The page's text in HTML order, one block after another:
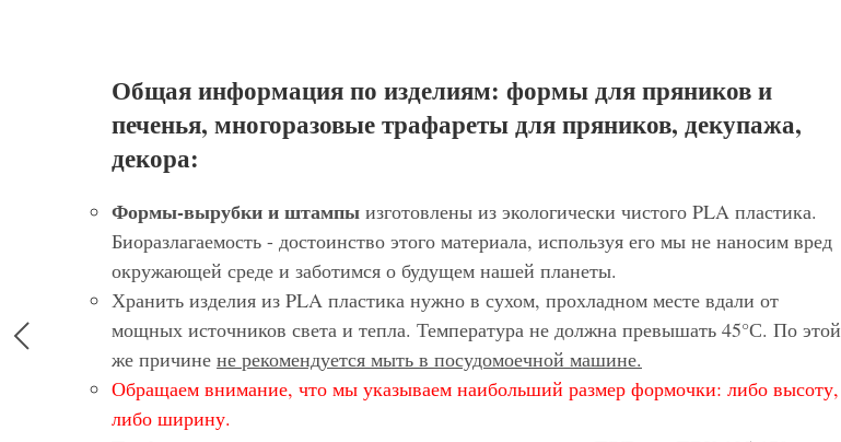
Общая информация по изделиям: формы для пряников и
печенья, многоразовые трафареты для пряников, декупажа,
декора:
Формы-вырубки и штампы изготовлены из экологически чистого PLA пластика.
Биоразлагаемость - достоинство этого материала, используя его мы не наносим вред
окружающей среде и заботимся о будущем нашей планеты.
Хранить изделия из PLA пластика нужно в сухом, прохладном месте вдали от
мощных источников света и тепла. Температура не должна превышать 45°С. По этой
же причине не рекомендуется мыть в посудомоечной машине.
Обращаем внимание, что мы указываем наибольший размер формочки: либо высоту,
либо ширину.